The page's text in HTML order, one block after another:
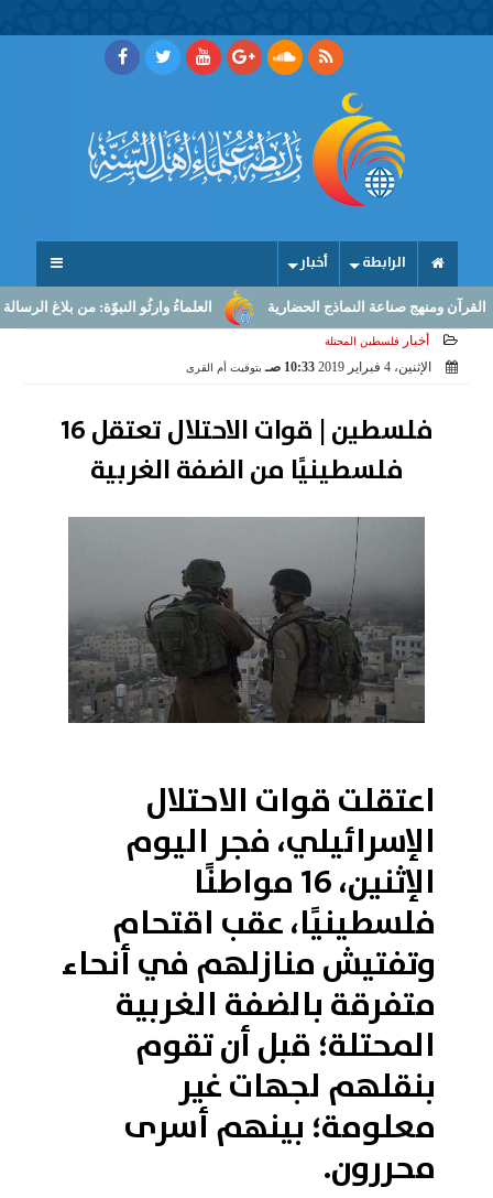
الرابطة أخبار
العلماءُ وارثُو النبوّة: من بلاغ الرسالة إلى ومنهج صناعة النماذج الحضارية
أخبار فلسطين المحتلة
الإثنين، 4 فبراير 2019 10:33 صـ بتوقيت أم القرى
فلسطين | قوات الاحتلال تعتقل 16
فلسطينيًا من الضفة الغربية
اعتقلت قوات الاحتلال
الإسرائيلي، فجر اليوم
الإثنين، 16 مواطنًا
فلسطينيًا، عقب اقتحام
وتفتيش منازلهم في أنحاء
متفرقة بالضفة الغربية
المحتلة؛ قبل أن تقوم
بنقلهم لجهات غير
معلومة؛ بينهم أسرى
محررون.